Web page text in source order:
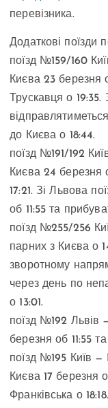
перевізника.
Додаткові поїзди
поїзд №159/160
Києва 23 березня
Трускавця о 19:35.
до Києва о 18:44.
поїзд №191/192
Києва 24 березня
17:21. Зі Львова
об 11:55 та
поїзд №255/256
парних з Києва о
зворотному
через день по
о 13:01.
поїзд №192 Львів
березня об 11:55
поїзд №195 Київ —
Києва 17 березня
Франківська о